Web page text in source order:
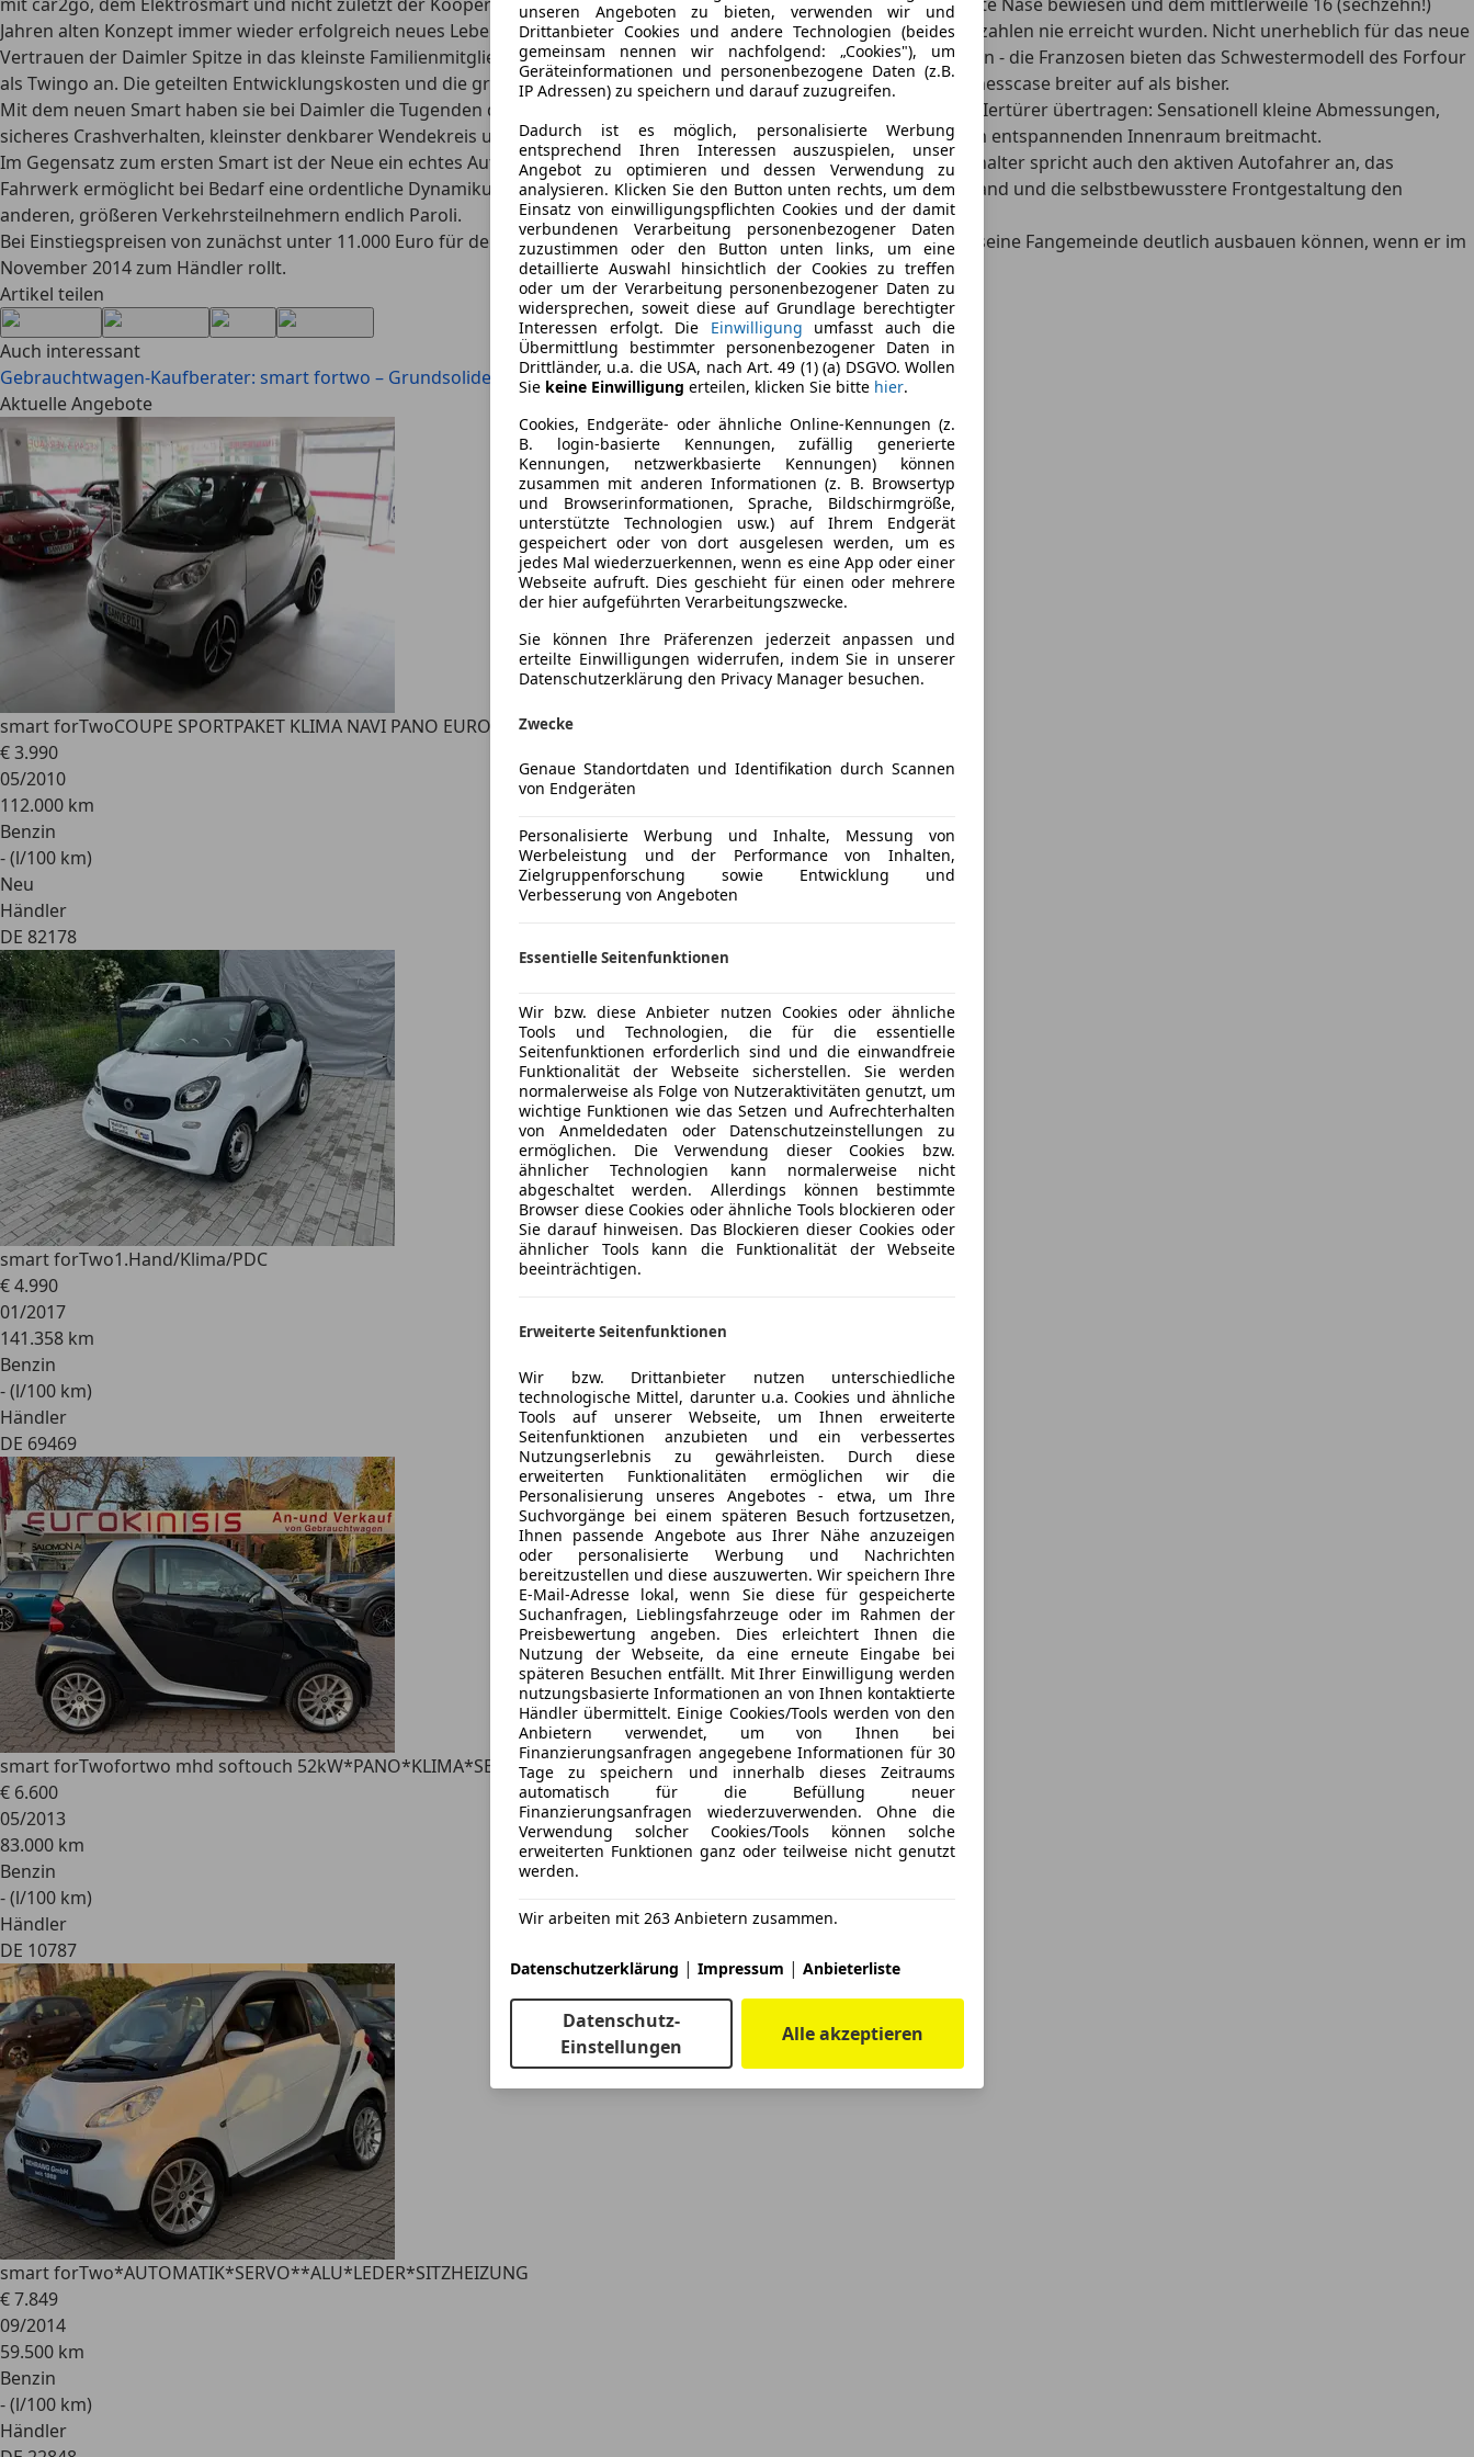
unseren Angeboten zu bieten, verwenden wir und
Drittanbieter Cookies und andere Technologien (beides
gemeinsam nennen wir nachfolgend: „Cookies"), um
Geräteinformationen und personenbezogene Daten (z.B.
IP Adressen) zu speichern und darauf zuzugreifen.
Dadurch ist es möglich, personalisierte Werbung
entsprechend Ihren Interessen auszuspielen, unser
Angebot zu optimieren und dessen Verwendung zu
analysieren. Klicken Sie den Button unten rechts, um dem
Einsatz von einwilligungspflichten Cookies und der damit
verbundenen Verarbeitung personenbezogener Daten
zuzustimmen oder den Button unten links, um eine
detaillierte Auswahl hinsichtlich der Cookies zu treffen
oder um der Verarbeitung personenbezogener Daten zu
widersprechen, soweit diese auf Grundlage berechtigter
Interessen erfolgt. Die Einwilligung umfasst auch die
Übermittlung bestimmter personenbezogener Daten in
Drittländer, u.a. die USA, nach Art. 49 (1) (a) DSGVO. Wollen
Sie keine Einwilligung erteilen, klicken Sie bitte hier.
Cookies, Endgeräte- oder ähnliche Online-Kennungen (z.
B. login-basierte Kennungen, zufällig generierte
Kennungen, netzwerkbasierte Kennungen) können
zusammen mit anderen Informationen (z. B. Browsertyp
und Browserinformationen, Sprache, Bildschirmgröße,
unterstützte Technologien usw.) auf Ihrem Endgerät
gespeichert oder von dort ausgelesen werden, um es
jedes Mal wiederzuerkennen, wenn es eine App oder einer
Webseite aufruft. Dies geschieht für einen oder mehrere
der hier aufgeführten Verarbeitungszwecke.
Sie können Ihre Präferenzen jederzeit anpassen und
erteilte Einwilligungen widerrufen, indem Sie in unserer
Datenschutzerklärung den Privacy Manager besuchen.
Zwecke
Genaue Standortdaten und Identifikation durch Scannen
von Endgeräten
Personalisierte Werbung und Inhalte, Messung von
Werbeleistung und der Performance von Inhalten,
Zielgruppenforschung sowie Entwicklung und
Verbesserung von Angeboten
Essentielle Seitenfunktionen
Wir bzw. diese Anbieter nutzen Cookies oder ähnliche
Tools und Technologien, die für die essentielle
Seitenfunktionen erforderlich sind und die einwandfreie
Funktionalität der Webseite sicherstellen. Sie werden
normalerweise als Folge von Nutzeraktivitäten genutzt, um
wichtige Funktionen wie das Setzen und Aufrechterhalten
von Anmeldedaten oder Datenschutzeinstellungen zu
ermöglichen. Die Verwendung dieser Cookies bzw.
ähnlicher Technologien kann normalerweise nicht
abgeschaltet werden. Allerdings können bestimmte
Browser diese Cookies oder ähnliche Tools blockieren oder
Sie darauf hinweisen. Das Blockieren dieser Cookies oder
ähnlicher Tools kann die Funktionalität der Webseite
beeinträchtigen.
Erweiterte Seitenfunktionen
Wir bzw. Drittanbieter nutzen unterschiedliche
technologische Mittel, darunter u.a. Cookies und ähnliche
Tools auf unserer Webseite, um Ihnen erweiterte
Seitenfunktionen anzubieten und ein verbessertes
Nutzungserlebnis zu gewährleisten. Durch diese
erweiterten Funktionalitäten ermöglichen wir die
Personalisierung unseres Angebotes - etwa, um Ihre
Suchvorgänge bei einem späteren Besuch fortzusetzen,
Ihnen passende Angebote aus Ihrer Nähe anzuzeigen
oder personalisierte Werbung und Nachrichten
bereitzustellen und diese auszuwerten. Wir speichern Ihre
E-Mail-Adresse lokal, wenn Sie diese für gespeicherte
Suchanfragen, Lieblingsfahrzeuge oder im Rahmen der
Preisbewertung angeben. Dies erleichtert Ihnen die
Nutzung der Webseite, da eine erneute Eingabe bei
späteren Besuchen entfällt. Mit Ihrer Einwilligung werden
nutzungsbasierte Informationen an von Ihnen kontaktierte
Händler übermittelt. Einige Cookies/Tools werden von den
Anbietern verwendet, um von Ihnen bei
Finanzierungsanfragen angegebene Informationen für 30
Tage zu speichern und innerhalb dieses Zeitraums
automatisch für die Befüllung neuer
Finanzierungsanfragen wiederzuverwenden. Ohne die
Verwendung solcher Cookies/Tools können solche
erweiterten Funktionen ganz oder teilweise nicht genutzt
werden.
Wir arbeiten mit 263 Anbietern zusammen.
Datenschutzerklärung | Impressum | Anbieterliste
Datenschutz-
Einstellungen
Alle akzeptieren
Jahren alten Konzept immer wieder erfolgreich neues Leben eingehaucht - wenn auch die zu Beginn geplanten Absatzzahlen nie erreicht wurden. Nicht unerheblich für das neue
Vertrauen der Daimler Spitze in das kleinste Familienmitglied dürfte auch die Entwicklungskooperation mit Renault sein - die Franzosen bieten das Schwestermodell des Forfour
als Twingo an. Die geteilten Entwicklungskosten und die größere Skalierbarkeit stellen den Smart daher auch als Businesscase breiter auf als bisher.
Mit dem neuen Smart haben sie bei Daimler die Tugenden des Erstlings erfolgreich bewahrt, ausgebaut und auf den VIertürer übertragen: Sensationell kleine Abmessungen,
sicheres Crashverhalten, kleinster denkbarer Wendekreis und nicht zuletzt ein sympathischer Auftritt, der sich auch im entspannenden Innenraum breitmacht.
Im Gegensatz zum ersten Smart ist der Neue ein echtes Auto geworden, sogar die Türen schließen satter. Der Handschalter spricht auch den aktiven Autofahrer an, das
Fahrwerk ermöglicht bei Bedarf eine ordentliche Dynamikumsetzung und die Gestaltung bietet durch den satteren Stand und die selbstbewusstere Frontgestaltung den
anderen, größeren Verkehrsteilnehmern endlich Paroli.
Bei Einstiegspreisen von zunächst unter 11.000 Euro für den 71-PS-Sauger (ab 11.600 für den Forfour) wird der Smart seine Fangemeinde deutlich ausbauen können, wenn er im
November 2014 zum Händler rollt.
Artikel teilen
Auch interessant
Gebrauchtwagen-Kaufberater: smart fortwo – Grundsolider ZwergErster Test: smart BRABUS – Jagdsaison eröffnet
Aktuelle Angebote
smart forTwoCOUPE SPORTPAKET KLIMA NAVI PANO EURO 5
€ 3.990
05/2010
112.000 km
Benzin
- (l/100 km)
Neu
Händler
DE 82178
smart forTwo1.Hand/Klima/PDC
€ 4.990
01/2017
141.358 km
Benzin
- (l/100 km)
Händler
DE 69469
smart forTwofortwo mhd softouch 52kW*PANO*KLIMA*SERVO*SHZ*
€ 6.600
05/2013
83.000 km
Benzin
- (l/100 km)
Händler
DE 10787
smart forTwo*AUTOMATIK*SERVO**ALU*LEDER*SITZHEIZUNG
€ 7.849
09/2014
59.500 km
Benzin
- (l/100 km)
Händler